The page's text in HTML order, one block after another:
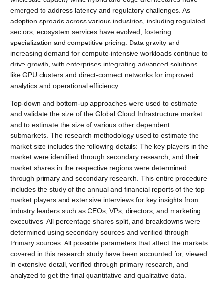
emerged to address latency and regulatory challenges. As
adoption spreads across various industries, including regulated
sectors, ecosystem services have evolved, fostering
specialization and competitive pricing. Data gravity and
increasing demand for compute-intensive workloads continue to
drive growth, with enterprises integrating advanced solutions
like GPU clusters and direct-connect networks for improved
analytics and operational efficiency.
Top-down and bottom-up approaches were used to estimate
and validate the size of the Global Cloud Infrastructure market
and to estimate the size of various other dependent
submarkets. The research methodology used to estimate the
market size includes the following details: The key players in the
market were identified through secondary research, and their
market shares in the respective regions were determined
through primary and secondary research. This entire procedure
includes the study of the annual and financial reports of the top
market players and extensive interviews for key insights from
industry leaders such as CEOs, VPs, directors, and marketing
executives. All percentage shares split, and breakdowns were
determined using secondary sources and verified through
Primary sources. All possible parameters that affect the markets
covered in this research study have been accounted for, viewed
in extensive detail, verified through primary research, and
analyzed to get the final quantitative and qualitative data.